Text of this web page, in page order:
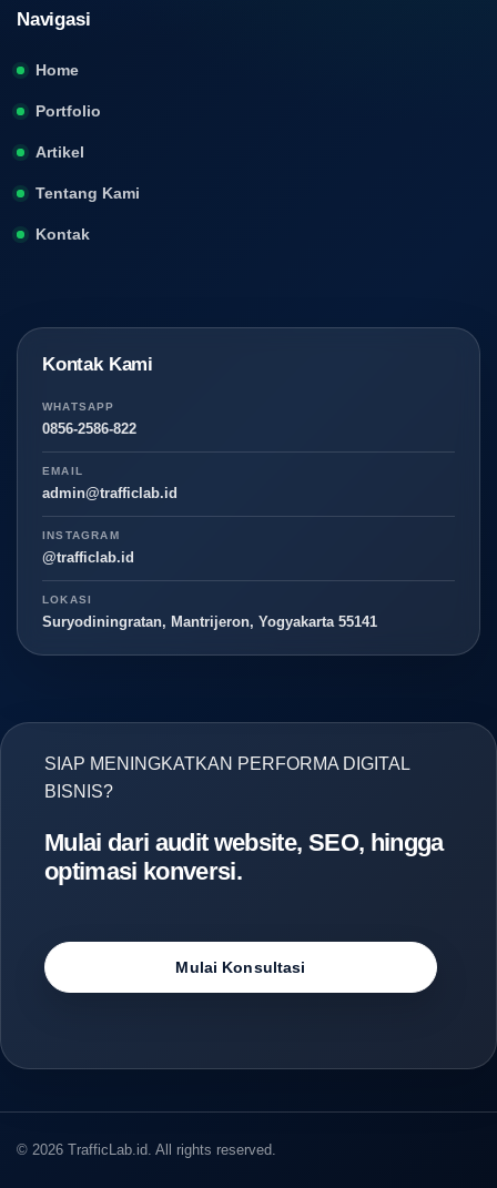
Navigasi
Home
Portfolio
Artikel
Tentang Kami
Kontak
Kontak Kami
WHATSAPP
0856-2586-822
EMAIL
admin@trafficlab.id
INSTAGRAM
@trafficlab.id
LOKASI
Suryodiningratan, Mantrijeron, Yogyakarta 55141
SIAP MENINGKATKAN PERFORMA DIGITAL
BISNIS?
Mulai dari audit website, SEO, hingga
optimasi konversi.
Mulai Konsultasi
© 2026 TrafficLab.id. All rights reserved.